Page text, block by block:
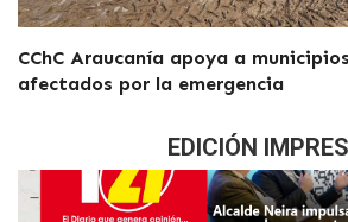
CChC Araucanía apoya a
afectados por la emergencia
EDICIÓN